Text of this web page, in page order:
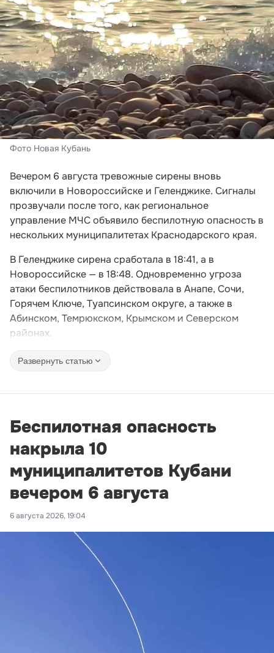
Фото Новая Кубань
Вечером 6 августа тревожные сирены вновь
включили в Новороссийске и Геленджике. Сигналы
прозвучали после того, как региональное
управление МЧС объявило беспилотную опасность в
нескольких муниципалитетах Краснодарского края.
В Геленджике сирена сработала в 18:41, а в
Новороссийске — в 18:48. Одновременно угроза
атаки беспилотников действовала в Анапе, Сочи,
Горячем Ключе, Туапсинском округе, а также в
Абинском, Темрюкском, Крымском и Северском
районах.
Развернуть статью
Беспилотная опасность
накрыла 10
муниципалитетов Кубани
вечером 6 августа
6 августа 2026, 19:04